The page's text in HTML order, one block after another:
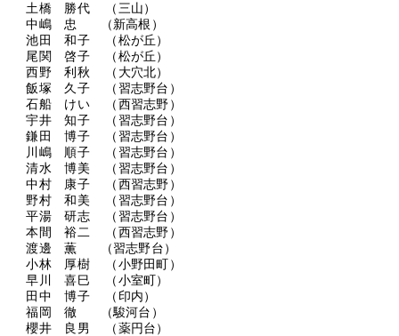
土橋 勝代 （三山）
中嶋 忠 （新高根）
池田 和子 （松が丘）
尾関 啓子 （松が丘）
西野 利秋 （大穴北）
飯塚 久子 （習志野台）
石船 けい （西習志野）
宇井 知子 （習志野台）
鎌田 博子 （習志野台）
川嶋 順子 （習志野台）
清水 博美 （習志野台）
中村 康子 （西習志野）
野村 和美 （習志野台）
平湯 研志 （習志野台）
本間 裕二 （西習志野）
渡邊 薫 （習志野台）
小林 厚樹 （小野田町）
早川 喜巳 （小室町）
田中 博子 （印内）
福岡 徹 （駿河台）
櫻井 良男 （薬円台）